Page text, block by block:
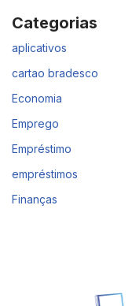
Categorias
aplicativos
cartao bradesco
Economia
Emprego
Empréstimo
empréstimos
Finanças